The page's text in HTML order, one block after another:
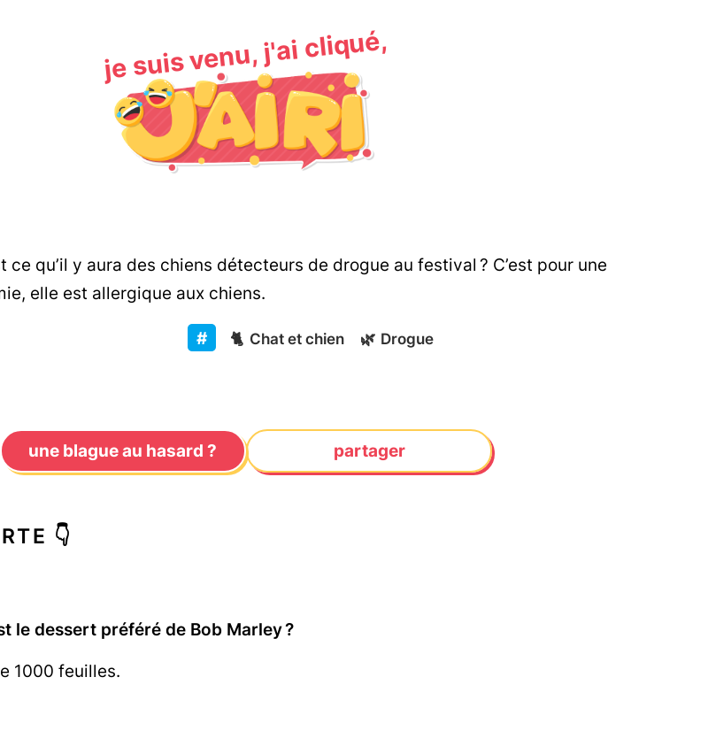
je suis venu, j'ai cliqué,
ce qu’il y aura des chiens détecteurs de drogue au festival ? C’est pour une
elle est allergique aux chiens.
🐈 Chat et chien 🌿 Drogue
une blague au hasard ? partager
👇
le dessert préféré de Bob Marley ?
1000 feuilles.